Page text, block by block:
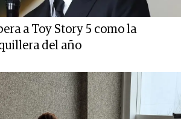
a Toy Story 5 como la
del año